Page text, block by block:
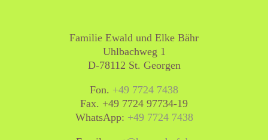
Familie Ewald und Elke Bähr
Uhlbachweg 1
D-78112 St. Georgen
Fon. +49 7724 7438
Fax. +49 7724 97734-19
WhatsApp: +49 7724 7438